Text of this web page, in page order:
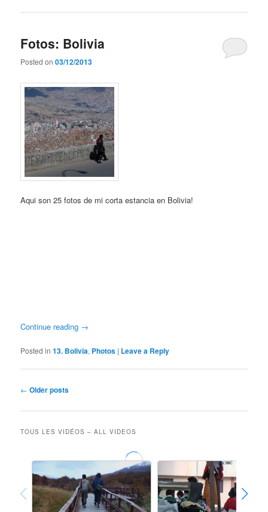
Fotos: Bolivia
Posted on03/12/2013
Aqui son 25 fotos de mi corta estancia en Bolivia!
Continue reading →
Posted in 13. Bolivia, Photos | Leave a Reply
Post
← Older posts
TOUS LES VIDÉOS – ALL VIDEOS